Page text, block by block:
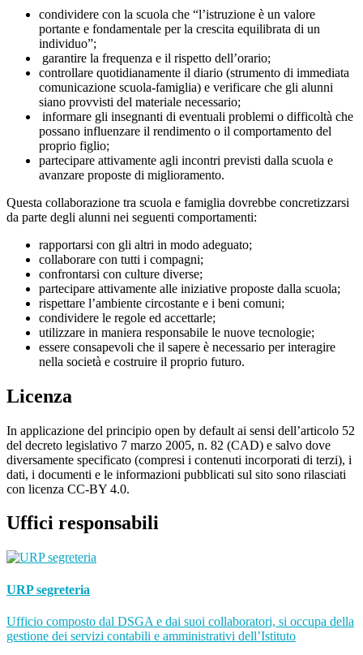
condividere con la scuola che “l’istruzione è un valore
portante e fondamentale per la crescita equilibrata di un
individuo”;
garantire la frequenza e il rispetto dell’orario;
controllare quotidianamente il diario (strumento di immediata
comunicazione scuola-famiglia) e verificare che gli alunni
siano provvisti del materiale necessario;
informare gli insegnanti di eventuali problemi o difficoltà che
possano influenzare il rendimento o il comportamento del
proprio figlio;
partecipare attivamente agli incontri previsti dalla scuola e
avanzare proposte di miglioramento.
Questa collaborazione tra scuola e famiglia dovrebbe concretizzarsi
da parte degli alunni nei seguenti comportamenti:
rapportarsi con gli altri in modo adeguato;
collaborare con tutti i compagni;
confrontarsi con culture diverse;
partecipare attivamente alle iniziative proposte dalla scuola;
rispettare l’ambiente circostante e i beni comuni;
condividere le regole ed accettarle;
utilizzare in maniera responsabile le nuove tecnologie;
essere consapevoli che il sapere è necessario per interagire
nella società e costruire il proprio futuro.
Licenza
In applicazione del principio open by default ai sensi dell’articolo 52
del decreto legislativo 7 marzo 2005, n. 82 (CAD) e salvo dove
diversamente specificato (compresi i contenuti incorporati di terzi), i
dati, i documenti e le informazioni pubblicati sul sito sono rilasciati
con licenza CC-BY 4.0.
Uffici responsabili
URP segreteria
Ufficio composto dal DSGA e dai suoi collaboratori, si occupa della
gestione dei servizi contabili e amministrativi dell’Istituto